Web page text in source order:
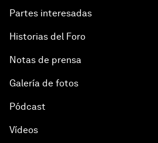
Partes interesadas
Historias del Foro
Notas de prensa
Galería de fotos
Pódcast
Vídeos